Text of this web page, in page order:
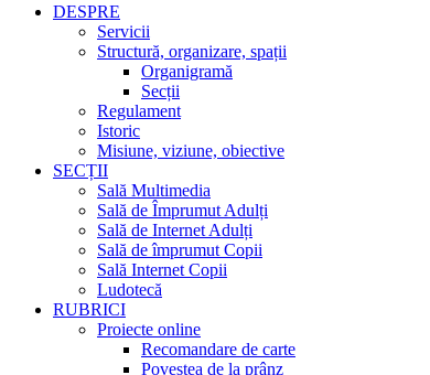
DESPRE
Servicii
Structură, organizare, spații
Organigramă
Secții
Regulament
Istoric
Misiune, viziune, obiective
SECȚII
Sală Multimedia
Sală de Împrumut Adulți
Sală de Internet Adulți
Sală de împrumut Copii
Sală Internet Copii
Ludotecă
RUBRICI
Proiecte online
Recomandare de carte
Povestea de la prânz